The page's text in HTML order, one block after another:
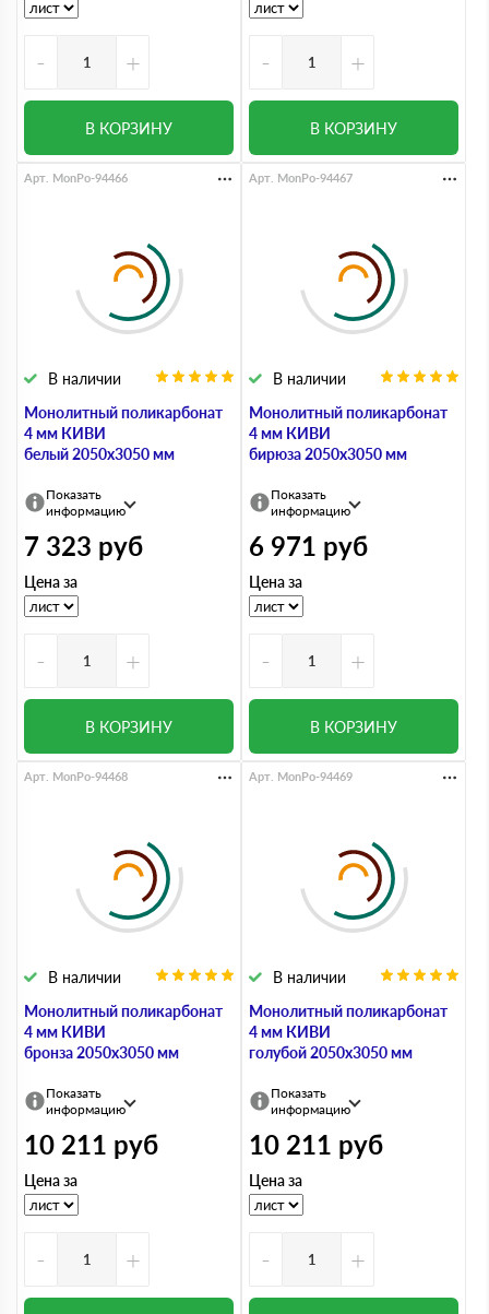
- +
В КОРЗИНУ
- +
В КОРЗИНУ
Монолитный поликарбонат
4 мм КИВИ
белый 2050х3050 мм
В наличии
Арт. MonPo-94466
Показать
информацию
7 323 руб
Цена за
- +
В КОРЗИНУ
Монолитный поликарбонат
4 мм КИВИ
бирюза 2050х3050 мм
В наличии
Арт. MonPo-94467
Показать
информацию
6 971 руб
Цена за
- +
В КОРЗИНУ
Монолитный поликарбонат
4 мм КИВИ
бронза 2050х3050 мм
В наличии
Арт. MonPo-94468
Показать
информацию
10 211 руб
Цена за
- +
Монолитный поликарбонат
4 мм КИВИ
голубой 2050х3050 мм
В наличии
Арт. MonPo-94469
Показать
информацию
10 211 руб
Цена за
- +